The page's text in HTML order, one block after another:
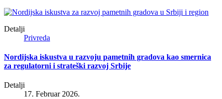
Detalji
Privreda
Nordijska iskustva u razvoju pametnih gradova kao smernica
za regulatorni i strateški razvoj Srbije
Detalji
17. Februar 2026.